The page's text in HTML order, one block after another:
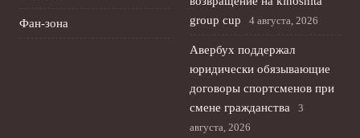
Фан-зона
group cup
4 августа, 2026
Авербух поддержал
юридически обязывающие
договоры спортсменов при
смене гражданства
3
августа, 2026